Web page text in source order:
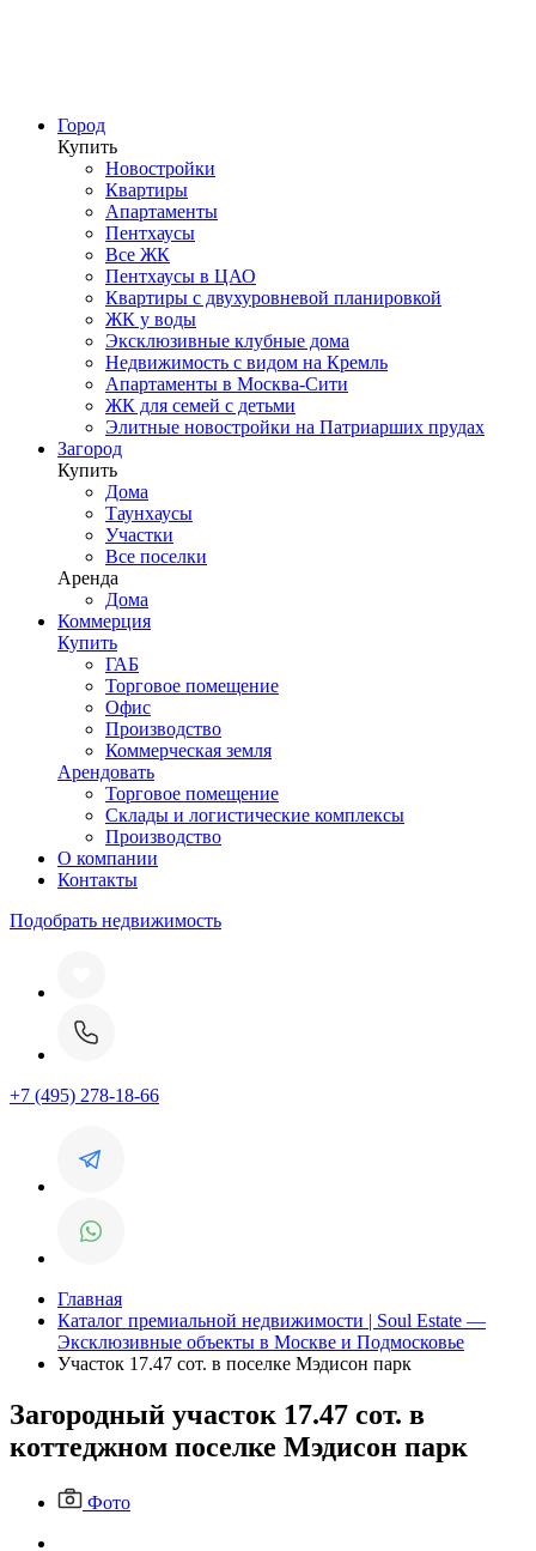
Город
Купить
Новостройки
Квартиры
Апартаменты
Пентхаусы
Все ЖК
Пентхаусы в ЦАО
Квартиры с двухуровневой планировкой
ЖК у воды
Эксклюзивные клубные дома
Недвижимость с видом на Кремль
Апартаменты в Москва-Сити
ЖК для семей с детьми
Элитные новостройки на Патриарших прудах
Загород
Купить
Дома
Таунхаусы
Участки
Все поселки
Аренда
Дома
Коммерция
Купить
ГАБ
Торговое помещение
Офис
Производство
Коммерческая земля
Арендовать
Торговое помещение
Склады и логистические комплексы
Производство
О компании
Контакты
Подобрать недвижимость
+7 (495) 278-18-66
Главная
Каталог премиальной недвижимости | Soul Estate —
Эксклюзивные объекты в Москве и Подмосковье
Участок 17.47 сот. в поселке Мэдисон парк
Загородный участок 17.47 сот. в
коттеджном поселке Мэдисон парк
Фото